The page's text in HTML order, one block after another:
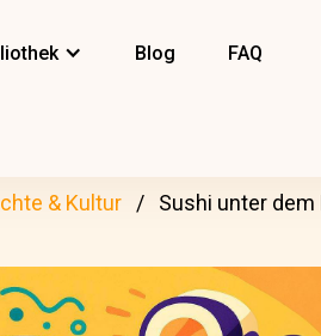
Blog FAQ
& Kultur Sushi unter